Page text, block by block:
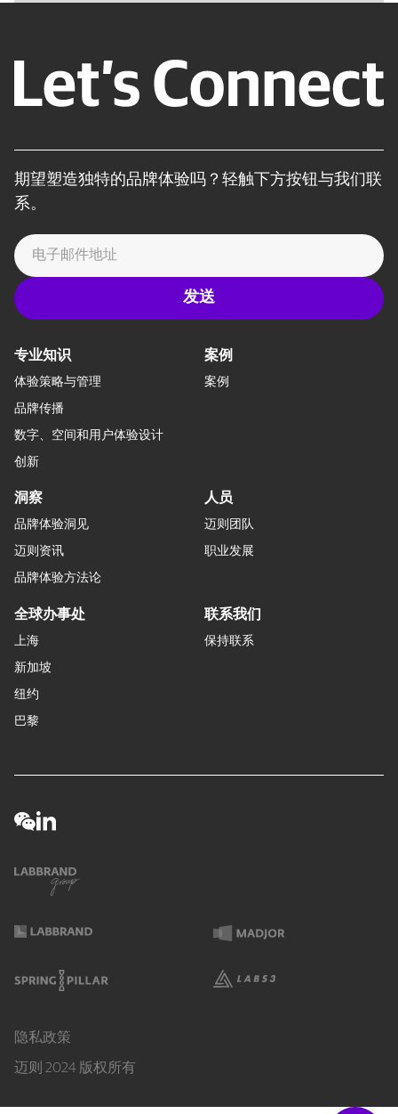
期望塑造独特的品牌体验吗？轻触下方按钮与我们联
系。
专业知识
体验策略与管理
品牌传播
数字、空间和用户体验设计
创新
案例
案例
洞察
品牌体验洞见
迈则资讯
品牌体验方法论
人员
迈则团队
职业发展
全球办事处
上海
新加坡
纽约
巴黎
联系我们
保持联系
隐私政策
迈则 2024 版权所有